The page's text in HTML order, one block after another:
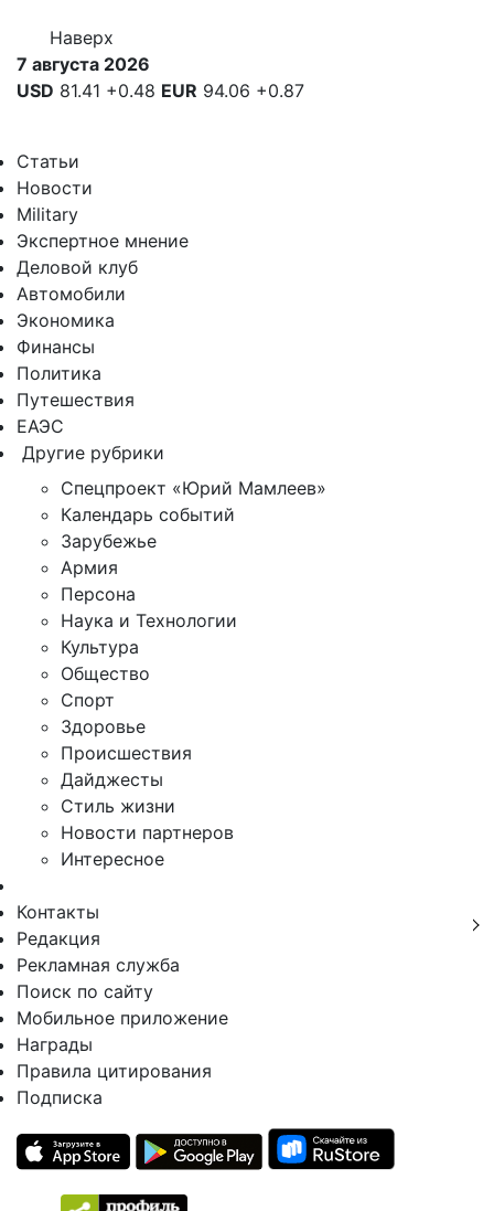
Наверх
7 августа 2026
USD 81.41 +0.48 EUR 94.06 +0.87
Статьи
Новости
Military
Экспертное мнение
Деловой клуб
Автомобили
Экономика
Финансы
Политика
Путешествия
ЕАЭС
Другие рубрики
Спецпроект «Юрий Мамлеев»
Календарь событий
Зарубежье
Армия
Персона
Наука и Технологии
Культура
Общество
Спорт
Здоровье
Происшествия
Дайджесты
Стиль жизни
Новости партнеров
Интересное
Контакты
Редакция
Рекламная служба
Поиск по сайту
Мобильное приложение
Награды
Правила цитирования
Подписка